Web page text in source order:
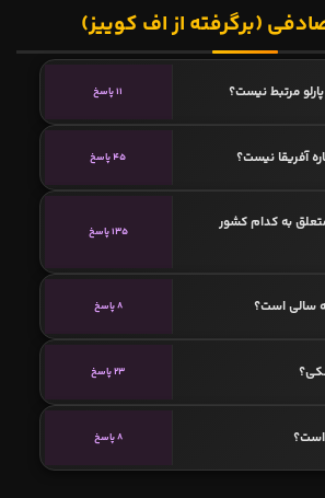
(برگرفته از اف کوییز)
مرتبط نیست؟ 11 پاسخ
آفریقا نیست؟ 45 پاسخ
به کدام کشور
135 پاسخ
سالی است؟ 8 پاسخ
23 پاسخ
است؟ 8 پاسخ